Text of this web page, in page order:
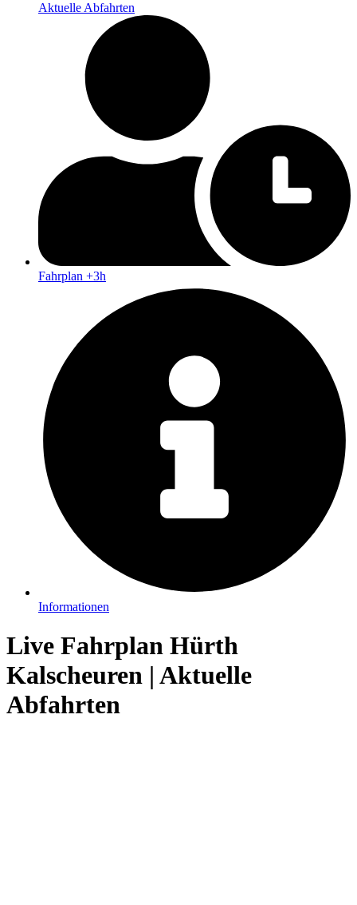
Aktuelle Abfahrten
Fahrplan +3h
Informationen
Live Fahrplan Hürth
Kalscheuren | Aktuelle
Abfahrten